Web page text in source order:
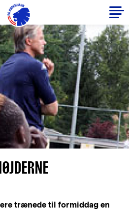
trænede til formiddag en